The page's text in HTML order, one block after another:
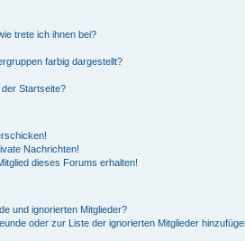
trete ich ihnen bei?
farbig dargestellt?
der Startseite?
Nachrichten!
dieses Forums erhalten!
und ignorierten Mitglieder?
oder zur Liste der ignorierten Mitglieder